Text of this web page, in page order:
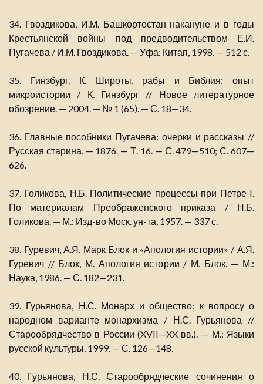
34. Гвоздикова, И.М. Башкортостан накануне и в годы
Крестьянской войны под предводительством Е.И.
Пугачева / И.М. Гвоздикова. — Уфа: Китап, 1998. — 512 с.
35. Гинзбург, К. Широты, рабы и Библия: опыт
микроистории / К. Гинзбург // Новое литературное
обозрение. — 2004. — № 1 (65). — С. 18—34.
36. Главные пособники Пугачева: очерки и рассказы //
Русская старина. — 1876. — Т. 16. — С. 479—510; С. 607—
626.
37. Голикова, Н.Б. Политические процессы при Петре I.
По материалам Преображенского приказа / Н.Б.
Голикова. — М.: Изд-во Моск. ун-та, 1957. — 337 с.
38. Гуревич, А.Я. Марк Блок и «Апология истории» / А.Я.
Гуревич // Блок, М. Апология истории / М. Блок. — М.:
Наука, 1986. — С. 182—231.
39. Гурьянова, Н.С. Монарх и общество: к вопросу о
народном варианте монархизма / Н.С. Гурьянова //
Старообрядчество в России (XVII—XX вв.). — М.: Языки
русской культуры, 1999. — С. 126—148.
40. Гурьянова, Н.С. Старообрядческие сочинения о